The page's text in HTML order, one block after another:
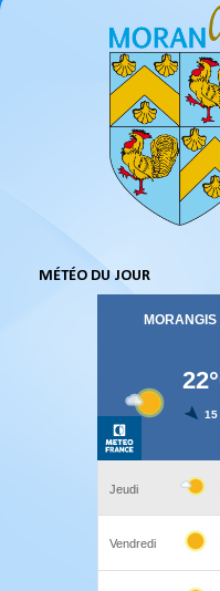
MÉTÉO DU JOUR